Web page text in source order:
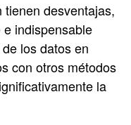
tienen desventajas,
indispensable
los datos en
con otros métodos
la